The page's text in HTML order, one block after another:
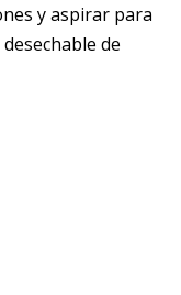
y aspirar para
de